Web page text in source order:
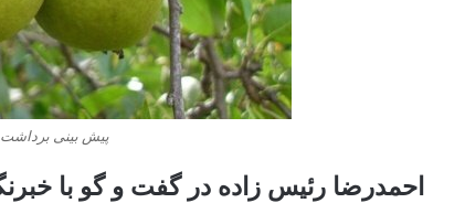
پیش بینی برداشت ۶ هزار تن گلابی از باغات
احمدرضا رئیس زاده در گفت و گو با